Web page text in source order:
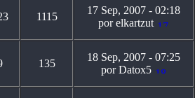
1115
17 Sep, 2007 - 02:18
por elkartzut
135
18 Sep, 2007 - 07:25
por Datox5